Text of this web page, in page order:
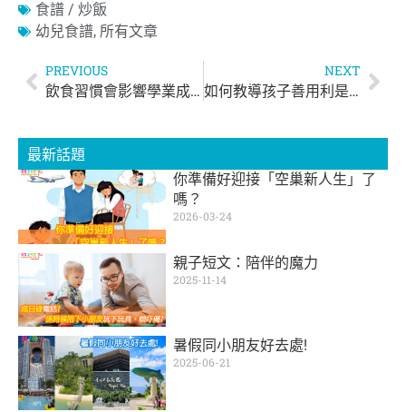
食譜 / 炒飯
幼兒食譜, 所有文章
PREVIOUS
飲食習慣會影響學業成績？ 研究：多食蔬菜、水果可提升學習成績
NEXT
如何教導孩子善用利是錢 | 慈慧幼苗
最新話題
你準備好迎接「空巢新人生」了
嗎？
2026-03-24
親子短文：陪伴的魔力
2025-11-14
暑假同小朋友好去處!
2025-06-21